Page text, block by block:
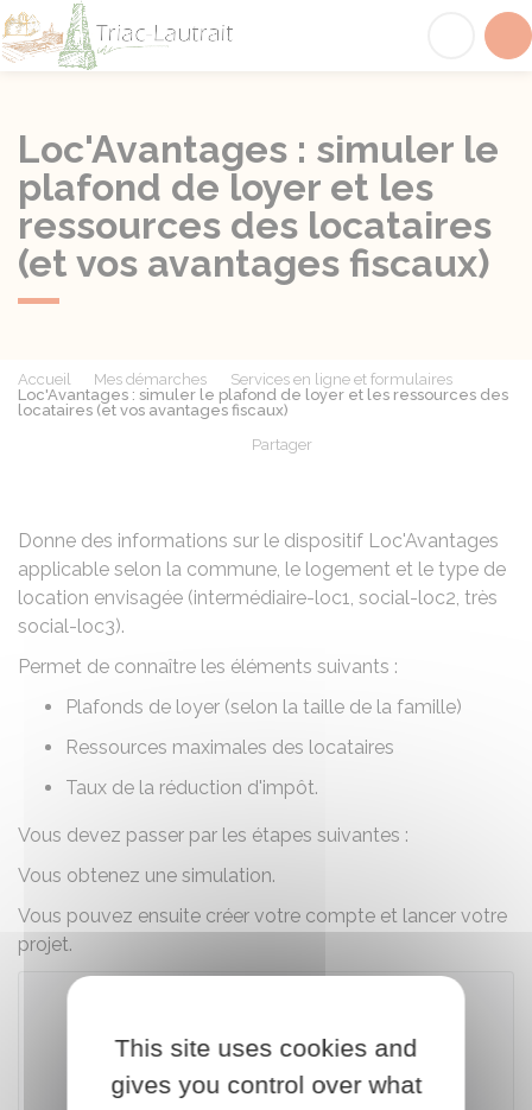
Loc'Avantages : simuler le
plafond de loyer et les
ressources des locataires
(et vos avantages fiscaux)
Accueil Mes démarches
Services en ligne et formulaires
Loc'Avantages : simuler le plafond de loyer et les ressources des
locataires (et vos avantages fiscaux)
Partager
Donne des informations sur le dispositif Loc'Avantages
applicable selon la commune, le logement et le type de
location envisagée (intermédiaire-loc1, social-loc2, très
social-loc3).
Permet de connaître les éléments suivants :
Plafonds de loyer (selon la taille de la famille)
Ressources maximales des locataires
Taux de la réduction d'impôt.
Vous devez passer par les étapes suivantes :
Vous obtenez une simulation.
Vous pouvez ensuite créer votre compte et lancer votre
projet.
Accéder au simulateur
This site uses cookies and
gives you control over what